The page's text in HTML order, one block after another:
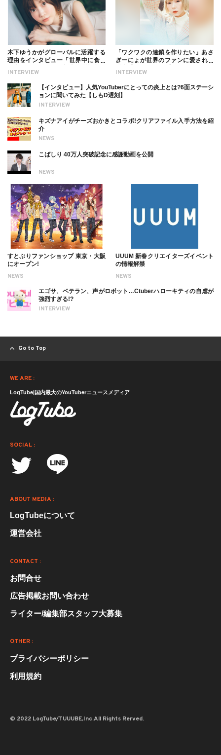
INTERVIEW
木下ゆうかがグローバルに活躍する
理由をインタビュー「世界中に食べ
ついても
INTERVIEW
「ワクワクの連鎖を作りたい」あさ
ぎーにょが世界のファンに愛される
INTERVIEW
【インタビュー】人気YouTuberにとっての炎上とは?6面ステーシ
ョンに聞いてみた【しもD遅刻】
NEWS
キズナアイがチーズおかきとコラボ!クリアファイル入手方法を紹
介
NEWS
こばしり 40万人突破記念に感謝動画を公開
NEWS
すとぷりファンショップ 東京・大阪
にオープン!
NEWS
UUUM 新春クリエイターズイベント
の情報解禁
INTERVIEW
エゴサ、ベテラン、声がロボット…Ctuberハローキティの自虐が
強烈すぎる!?
Go to Top
WE ARE :
LogTube|国内最大のYouTuberニュースメディア
SOCIAL :
ABOUT MEDIA :
LogTubeについて
運営会社
CONTACT :
お問合せ
広告掲載お問い合わせ
ライター/編集部スタッフ大募集
OTHER :
プライバシーポリシー
利用規約
© 2022 LogTube/TUUUBE,Inc.All Rights Rerved.